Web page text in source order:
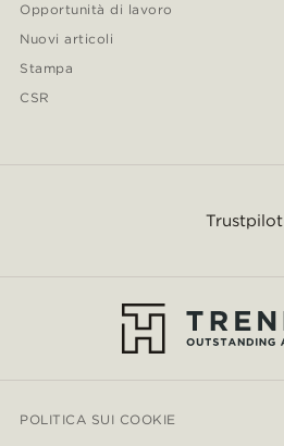
Opportunità di lavoro
Nuovi articoli
Stampa
CSR
Trustpilot
POLITICA SUI COOKIE